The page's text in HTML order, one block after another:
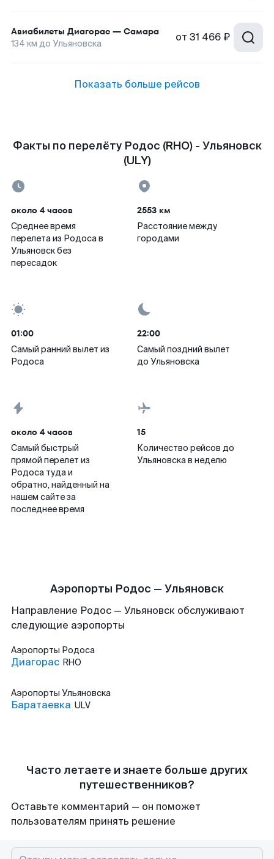
Авиабилеты Диагорас — Самара
134 км до Ульяновска от 31 466 ₽
Показать больше рейсов
Факты по перелёту Родос (RHO) - Ульяновск
(ULY)
около 4 часов
Среднее время
перелета из Родоса в
Ульяновск без
пересадок
2553 км
Расстояние между
городами
01:00
Самый ранний вылет из
Родоса
22:00
Самый поздний вылет
до Ульяновска
около 4 часов
Самый быстрый
прямой перелет из
Родоса туда и
обратно, найденный на
нашем сайте за
последнее время
15
Количество рейсов до
Ульяновска в неделю
Аэропорты Родос — Ульяновск
Направление Родос — Ульяновск обслуживают
следующие аэропорты
Аэропорты Родоса
Диагорас RHO
Аэропорты Ульяновска
Баратаевка ULV
Часто летаете и знаете больше других
путешественников?
Оставьте комментарий — он поможет
пользователям принять решение